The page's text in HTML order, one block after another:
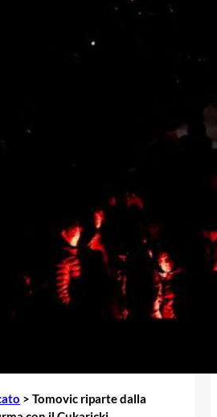
> Tomovic riparte dalla